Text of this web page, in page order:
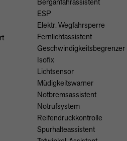
ESP
Elektr. Wegfahrsperre
Fernlichtassistent
Geschwindigkeitsbegrenzer
Isofix
Lichtsensor
Müdigkeitswarner
Notbremsassistent
Notrufsystem
Reifendruckkontrolle
Spurhalteassistent